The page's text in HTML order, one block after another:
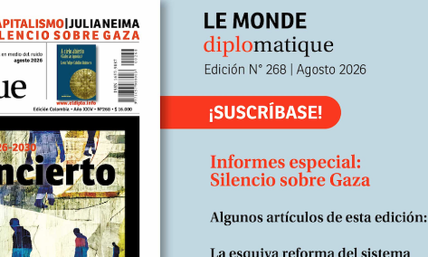
del pánico. Amenazas a la
los medios puestos al servicio de la ley, el gobierno
recorte de las libertades fundamentales es funcional a la